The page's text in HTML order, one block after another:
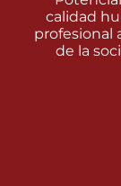
calidad
profesional
de la